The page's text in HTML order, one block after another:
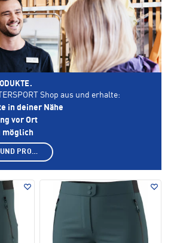
Shop aus und erhalte:
in deiner Nähe
vor Ort
möglich
SHOP AUSWÄHLEN UND PRODUKTE ANZEIGEN